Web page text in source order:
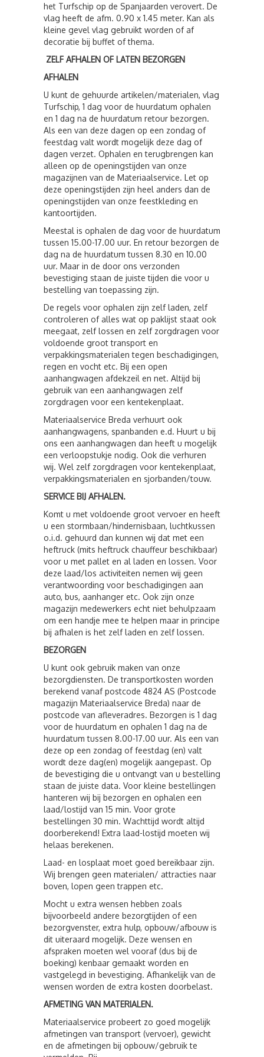
het Turfschip op de Spanjaarden verovert. De
vlag heeft de afm. 0.90 x 1.45 meter. Kan als
kleine gevel vlag gebruikt worden of af
decoratie bij buffet of thema.
ZELF AFHALEN OF LATEN BEZORGEN
AFHALEN
U kunt de gehuurde artikelen/materialen, vlag
Turfschip, 1 dag voor de huurdatum ophalen
en 1 dag na de huurdatum retour bezorgen.
Als een van deze dagen op een zondag of
feestdag valt wordt mogelijk deze dag of
dagen verzet. Ophalen en terugbrengen kan
alleen op de openingstijden van onze
magazijnen van de Materiaalservice. Let op
deze openingstijden zijn heel anders dan de
openingstijden van onze feestkleding en
kantoortijden.
Meestal is ophalen de dag voor de huurdatum
tussen 15.00-17.00 uur. En retour bezorgen de
dag na de huurdatum tussen 8.30 en 10.00
uur. Maar in de door ons verzonden
bevestiging staan de juiste tijden die voor u
bestelling van toepassing zijn.
De regels voor ophalen zijn zelf laden, zelf
controleren of alles wat op paklijst staat ook
meegaat, zelf lossen en zelf zorgdragen voor
voldoende groot transport en
verpakkingsmaterialen tegen beschadigingen,
regen en vocht etc. Bij een open
aanhangwagen afdekzeil en net. Altijd bij
gebruik van een aanhangwagen zelf
zorgdragen voor een kentekenplaat.
Materiaalservice Breda verhuurt ook
aanhangwagens, spanbanden e.d. Huurt u bij
ons een aanhangwagen dan heeft u mogelijk
een verloopstukje nodig. Ook die verhuren
wij. Wel zelf zorgdragen voor kentekenplaat,
verpakkingsmaterialen en sjorbanden/touw.
SERVICE BIJ AFHALEN.
Komt u met voldoende groot vervoer en heeft
u een stormbaan/hindernisbaan, luchtkussen
o.i.d. gehuurd dan kunnen wij dat met een
heftruck (mits heftruck chauffeur beschikbaar)
voor u met pallet en al laden en lossen. Voor
deze laad/los activiteiten nemen wij geen
verantwoording voor beschadigingen aan
auto, bus, aanhanger etc. Ook zijn onze
magazijn medewerkers echt niet behulpzaam
om een handje mee te helpen maar in principe
bij afhalen is het zelf laden en zelf lossen.
BEZORGEN
U kunt ook gebruik maken van onze
bezorgdiensten. De transportkosten worden
berekend vanaf postcode 4824 AS (Postcode
magazijn Materiaalservice Breda) naar de
postcode van afleveradres. Bezorgen is 1 dag
voor de huurdatum en ophalen 1 dag na de
huurdatum tussen 8.00-17.00 uur. Als een van
deze op een zondag of feestdag (en) valt
wordt deze dag(en) mogelijk aangepast. Op
de bevestiging die u ontvangt van u bestelling
staan de juiste data. Voor kleine bestellingen
hanteren wij bij bezorgen en ophalen een
laad/lostijd van 15 min. Voor grote
bestellingen 30 min. Wachttijd wordt altijd
doorberekend! Extra laad-lostijd moeten wij
helaas berekenen.
Laad- en losplaat moet goed bereikbaar zijn.
Wij brengen geen materialen/ attracties naar
boven, lopen geen trappen etc.
Mocht u extra wensen hebben zoals
bijvoorbeeld andere bezorgtijden of een
bezorgvenster, extra hulp, opbouw/afbouw is
dit uiteraard mogelijk. Deze wensen en
afspraken moeten wel vooraf (dus bij de
boeking) kenbaar gemaakt worden en
vastgelegd in bevestiging. Afhankelijk van de
wensen worden de extra kosten doorbelast.
AFMETING VAN MATERIALEN.
Materiaalservice probeert zo goed mogelijk
afmetingen van transport (vervoer), gewicht
en de afmetingen bij opbouw/gebruik te